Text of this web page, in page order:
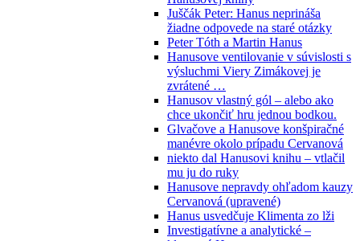
Juščák Peter: Hanus neprináša
žiadne odpovede na staré otázky
Peter Tóth a Martin Hanus
Hanusove ventilovanie v súvislosti s
výsluchmi Viery Zimákovej je
zvrátené …
Hanusov vlastný gól – alebo ako
chce ukončiť hru jednou bodkou.
Glvačove a Hanusove konšpiračné
manévre okolo prípadu Cervanová
niekto dal Hanusovi knihu – vtlačil
mu ju do ruky
Hanusove nepravdy ohľadom kauzy
Cervanová (upravené)
Hanus usvedčuje Klimenta zo lži
Investigatívne a analytické –